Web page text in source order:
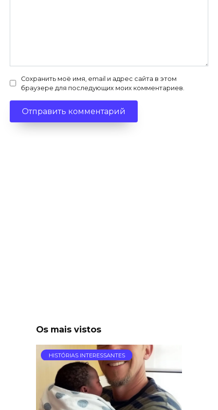
Сохранить моё имя, email и адрес сайта в этом
браузере для последующих моих комментариев.
Os mais vistos
HISTÓRIAS INTERESSANTES